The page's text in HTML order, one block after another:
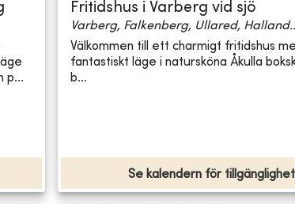
p...
Fritidshus i Varberg vid sjö
Varberg, Falkenberg, Ullared,
Välkommen till ett charmigt fritidshus
fantastiskt läge i natursköna Åkulla
b...
Se kalendern för tillgänglighet